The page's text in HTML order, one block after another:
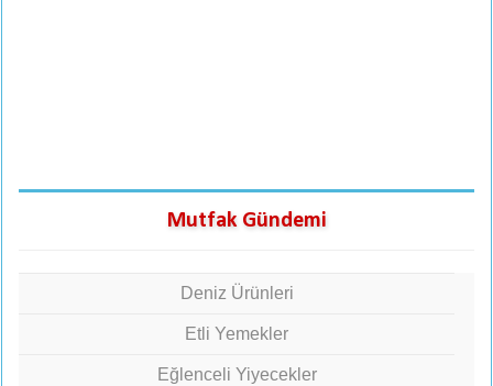
Mutfak Gündemi
Deniz Ürünleri
Etli Yemekler
Eğlenceli Yiyecekler